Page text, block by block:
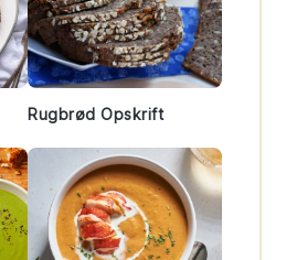
Rugbrød Opskrift